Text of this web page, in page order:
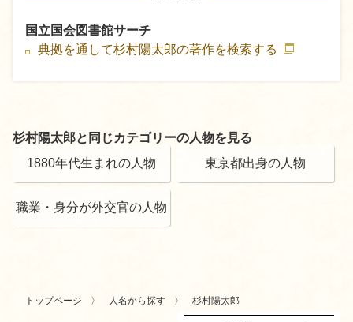
国立国会図書館サーチ
典拠を通して杉村陽太郎の著作を検索する
杉村陽太郎と同じカテゴリーの人物を見る
1880年代生まれの人物
東京都出身の人物
職業・身分が外交官の人物
トップページ 人名から探す 杉村陽太郎